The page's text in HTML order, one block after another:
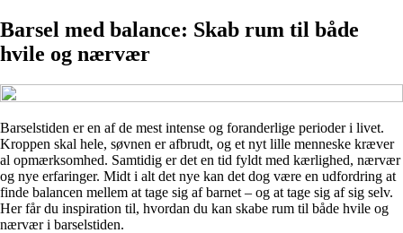
Barsel med balance: Skab rum til både
hvile og nærvær
Barselstiden er en af de mest intense og foranderlige perioder i livet.
Kroppen skal hele, søvnen er afbrudt, og et nyt lille menneske kræver
al opmærksomhed. Samtidig er det en tid fyldt med kærlighed, nærvær
og nye erfaringer. Midt i alt det nye kan det dog være en udfordring at
finde balancen mellem at tage sig af barnet – og at tage sig af sig selv.
Her får du inspiration til, hvordan du kan skabe rum til både hvile og
nærvær i barselstiden.